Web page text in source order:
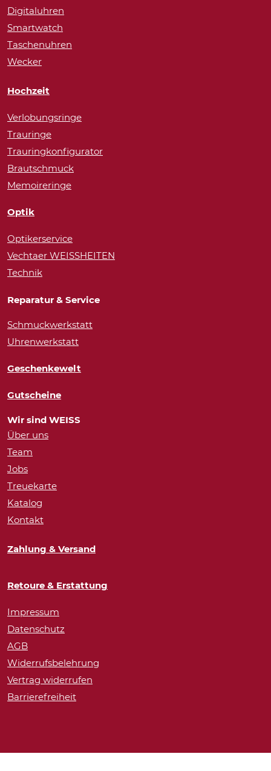
Digitaluhren
Smartwatch
Taschenuhren
Wecker
Hochzeit
Verlobungsringe
Trauringe
Trauringkonfigurator
Brautschmuck
Memoireringe
Optik
Optikerservice
Vechtaer WEISSHEITEN
Technik
Reparatur & Service
Schmuckwerkstatt
Uhrenwerkstatt
Geschenkewelt
Gutscheine
Wir sind WEISS
Über uns
Team
Jobs
Treuekarte
Katalog
Kontakt
Zahlung & Versand
Retoure & Erstattung
Impressum
Datenschutz
AGB
Widerrufsbelehrung
Vertrag widerrufen
Barrierefreiheit